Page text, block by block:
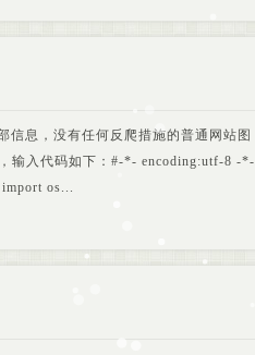
息，没有任何反爬措施的普通网站图
输入代码如下：#-*- encoding:utf-8 -*-
os...